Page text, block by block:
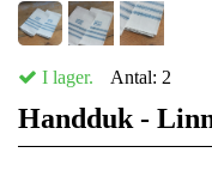
I lager. Antal: 2
Handduk -